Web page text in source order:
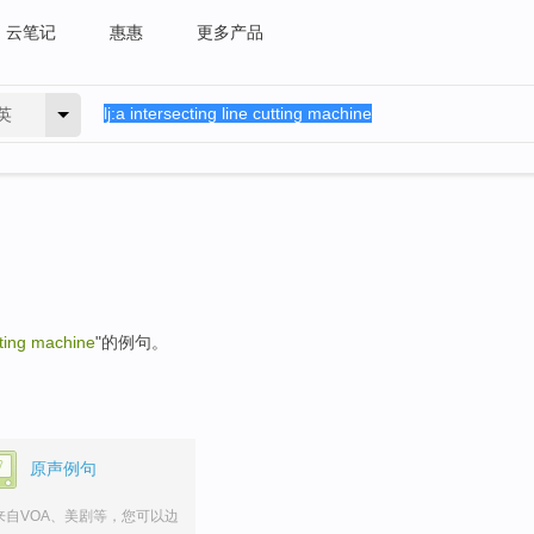
云笔记 惠惠 更多产品
machine"的例句。
原声例句
自VOA、美剧等，您可以边